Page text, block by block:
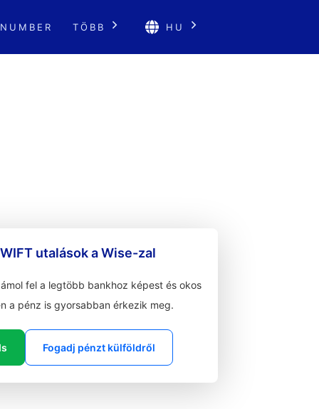
TÖBB HU
utalások a Wise-zal
fel a legtöbb bankhoz képest és okos
a pénz is gyorsabban érkezik meg.
Fogadj pénzt külföldről